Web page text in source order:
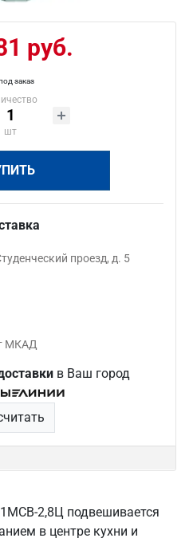
руб.
заказ
шт
проезд, д. 5
МКАД
в Ваш город
2,8Ц подвешивается
в центре кухни и